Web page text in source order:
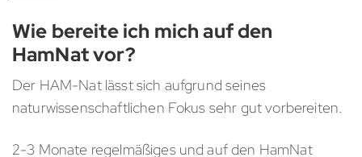
Wie bereite ich mich auf den
HamNat vor?
Der HAM-Nat lässt sich aufgrund seines
naturwissenschaftlichen Fokus sehr gut vorbereiten.
2-3 Monate regelmäßiges und auf den HamNat